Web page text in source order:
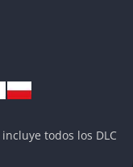
la tecnología
eficiente de
decisión táctica,
hasta el
el
todos los DLC